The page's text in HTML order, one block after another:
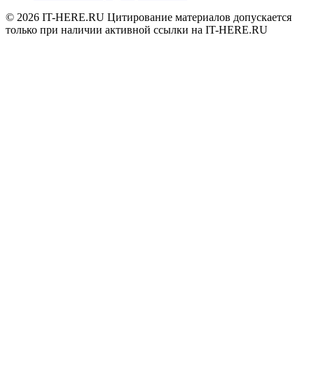
© 2026 IT-HERE.RU Цитирование материалов допускается
только при наличии активной ссылки на IT-HERE.RU